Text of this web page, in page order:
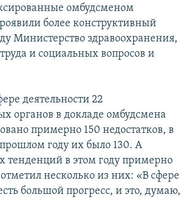
омбудсменом
более конструктивный
Министерство здравоохранения,
и социальных вопросов и
деятельности 22
органов в докладе омбудсмена
примерно 150 недостатков, в
году их было 130. А
тенденций в этом году примерно
несколько из них: «В сфере
большой прогресс, и это, думаю,